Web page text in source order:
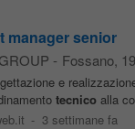
manager senior
- Fossano,
e
tecnicoalla
- 3 settimane fa